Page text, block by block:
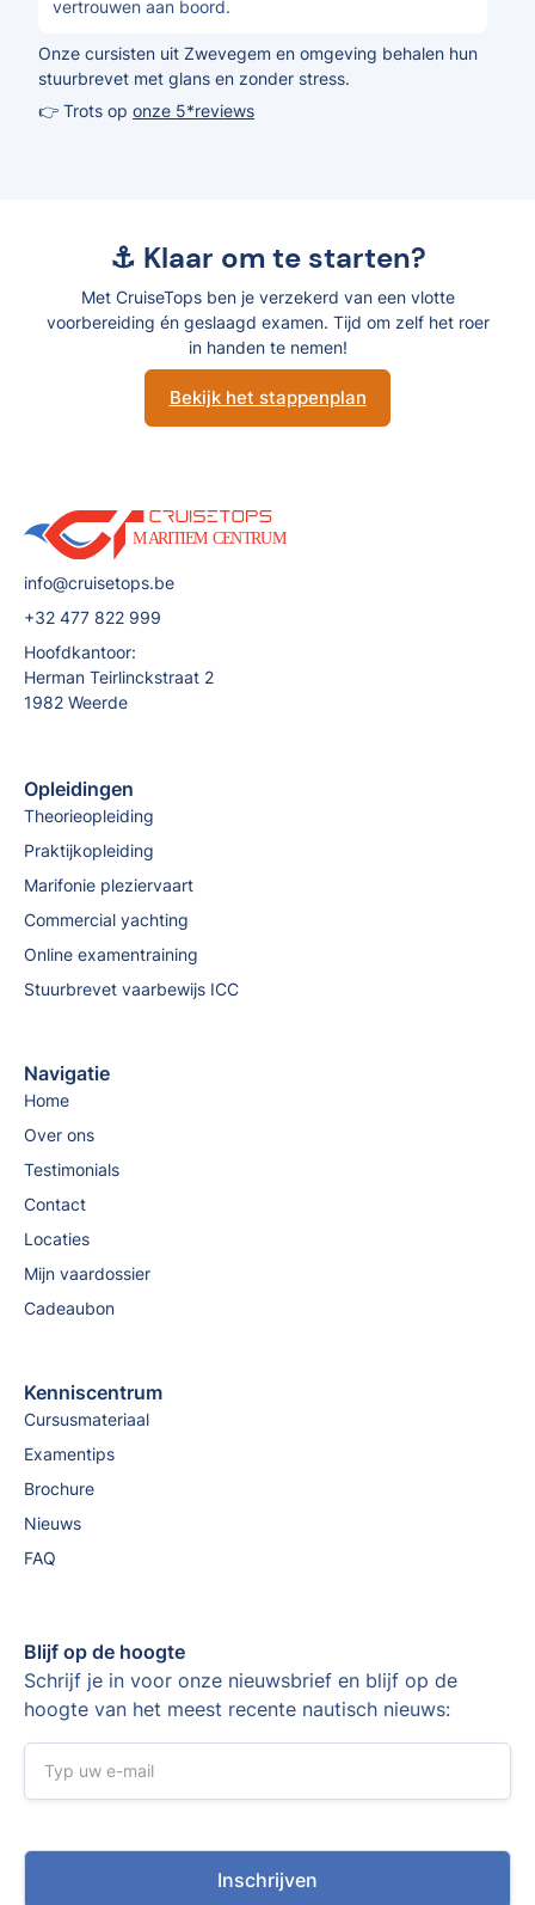
vertrouwen aan boord.
Onze cursisten uit Zwevegem en omgeving behalen hun
stuurbrevet met glans en zonder stress.
👉 Trots op onze 5*reviews
⚓ Klaar om te starten?
Met CruiseTops ben je verzekerd van een vlotte
voorbereiding én geslaagd examen. Tijd om zelf het roer
in handen te nemen!
Bekijk het stappenplan
info@cruisetops.be
+32 477 822 999
Hoofdkantoor:
Herman Teirlinckstraat 2
1982 Weerde
Opleidingen
Theorieopleiding
Praktijkopleiding
Marifonie pleziervaart
Commercial yachting
Online examentraining
Stuurbrevet vaarbewijs ICC
Navigatie
Home
Over ons
Testimonials
Contact
Locaties
Mijn vaardossier
Cadeaubon
Kenniscentrum
Cursusmateriaal
Examentips
Brochure
Nieuws
FAQ
Blijf op de hoogte
Schrijf je in voor onze nieuwsbrief en blijf op de
hoogte van het meest recente nautisch nieuws: